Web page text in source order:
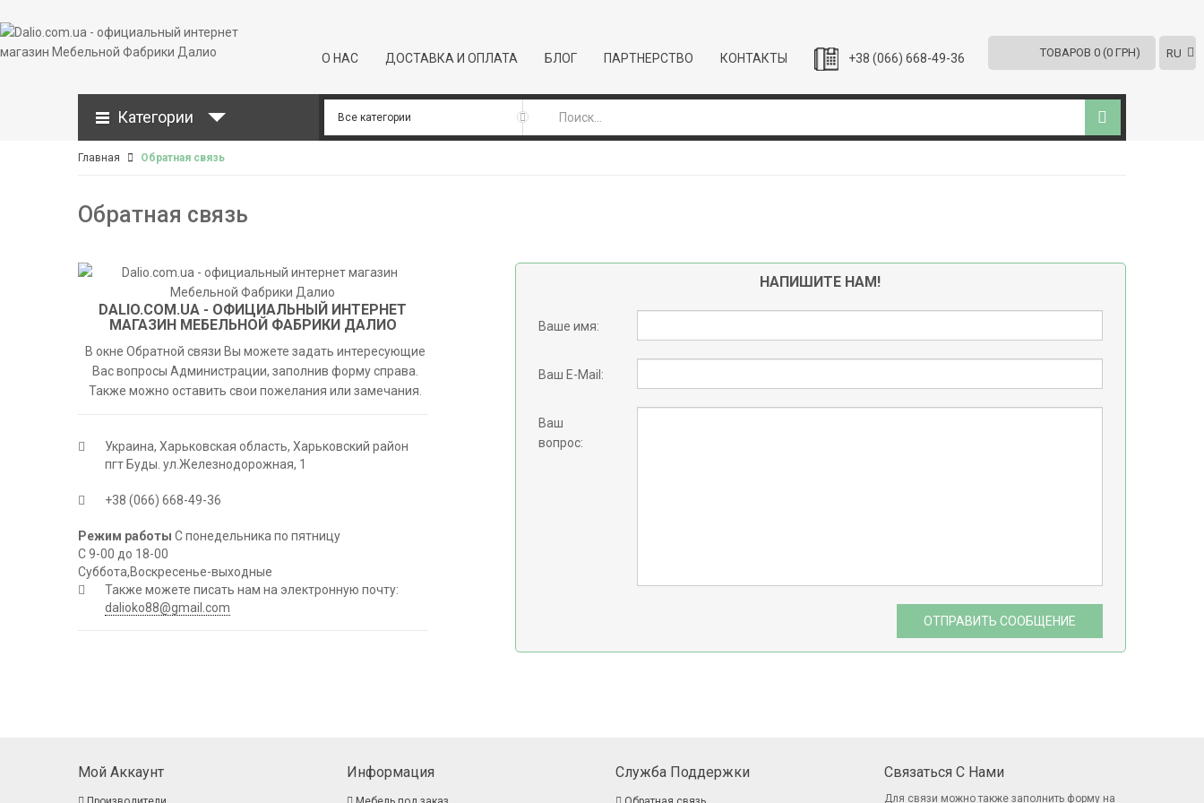
О НАС ДОСТАВКА И ОПЛАТА БЛОГ ПАРТНЕРСТВО КОНТАКТЫ +38 (066) 668-49-36 ТОВАРОВ 0 (0 ГРН) RU
Категории
Главная Обратная связь
Обратная связь
DALIO.COM.UA - ОФИЦИАЛЬНЫЙ ИНТЕРНЕТ
МАГАЗИН МЕБЕЛЬНОЙ ФАБРИКИ ДАЛИО
В окне Обратной связи Вы можете задать интересующие
Вас вопросы Администрации, заполнив форму справа.
Также можно оставить свои пожелания или замечания.
Украина, Харьковская область, Харьковский район
пгт Буды. ул.Железнодорожная, 1
+38 (066) 668-49-36
Режим работы С понедельника по пятницу
С 9-00 до 18-00
Суббота,Воскресенье-выходные
Также можете писать нам на электронную почту:
dalioko88@gmail.com
НАПИШИТЕ НАМ!
Ваше имя:
Ваш E-Mail:
Ваш
вопрос:
ОТПРАВИТЬ СООБЩЕНИЕ
Мой Аккаунт Информация Служба Поддержки Связаться С Нами
Для связи можно также заполнить форму на